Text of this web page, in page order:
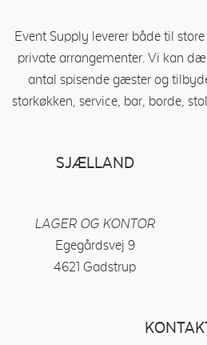
Event Supply leverer både til
private arrangementer. Vi kan
antal spisende gæster og
storkøkken, service, bar, borde,
SJÆLLAND
LAGER OG KONTOR
Egegårdsvej 9
4621 Gadstrup